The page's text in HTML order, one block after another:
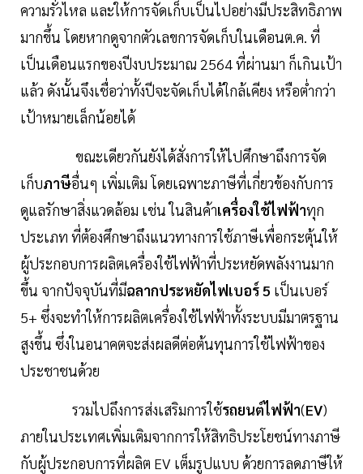
ความรั่วไหล และให้การจัดเก็บเป็นไปอย่างมีประสิทธิภาพ
มากขึ้น โดยหากดูจากตัวเลขการจัดเก็บในเดือนต.ค. ที่
เป็นเดือนแรกของปีงบประมาณ 2564 ที่ผ่านมา ก็เกินเป้า
แล้ว ดังนั้นจึงเชื่อว่าทั้งปีจะจัดเก็บได้ใกล้เคียง หรือต่ำกว่า
เป้าหมายเล็กน้อยได้
ขณะเดียวกันยังได้สั่งการให้ไปศึกษาถึงการจัด
เก็บภาษีอื่นๆ เพิ่มเติม โดยเฉพาะภาษีที่เกี่ยวข้องกับการ
ดูแลรักษาสิ่งแวดล้อม เช่น ในสินค้าเครื่องใช้ไฟฟ้าทุก
ประเภท ที่ต้องศึกษาถึงแนวทางการใช้ภาษีเพื่อกระตุ้นให้
ผู้ประกอบการผลิตเครื่องใช้ไฟฟ้าที่ประหยัดพลังงานมาก
ขึ้น จากปัจจุบันที่มีฉลากประหยัดไฟเบอร์ 5 เป็นเบอร์
5+ ซึ่งจะทำให้การผลิตเครื่องใช้ไฟฟ้าทั้งระบบมีมาตรฐาน
สูงขึ้น ซึ่งในอนาคตจะส่งผลดีต่อต้นทุนการใช้ไฟฟ้าของ
ประชาชนด้วย
รวมไปถึงการส่งเสริมการใช้รถยนต์ไฟฟ้า(EV)
ภายในประเทศเพิ่มเติมจากการให้สิทธิประโยชน์ทางภาษี
กับผู้ประกอบการที่ผลิต EV เต็มรูปแบบ ด้วยการลดภาษีให้